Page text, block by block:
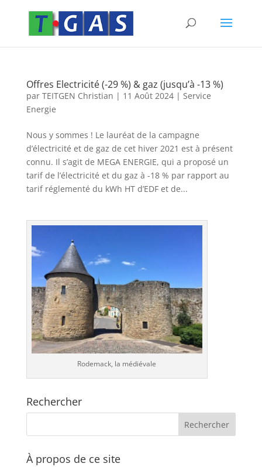
Offres Electricité (-29 %) & gaz (jusqu’à -13 %)
par TEITGEN Christian | 11 Août 2024| Service
Energie
Nous y sommes ! Le lauréat de la campagne
d’électricité et de gaz de cet hiver 2021 est à présent
connu. Il s’agit de MEGA ENERGIE, qui a proposé un
tarif de l’électricité et du gaz à -18 % par rapport au
tarif réglementé du kWh HT d’EDF et de...
Rodemack, la médiévale
Rechercher
À propos de ce site